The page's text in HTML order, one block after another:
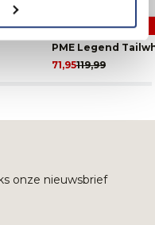
40% korting
PME Legend
119,99
71,95
onze nieuwsbrief